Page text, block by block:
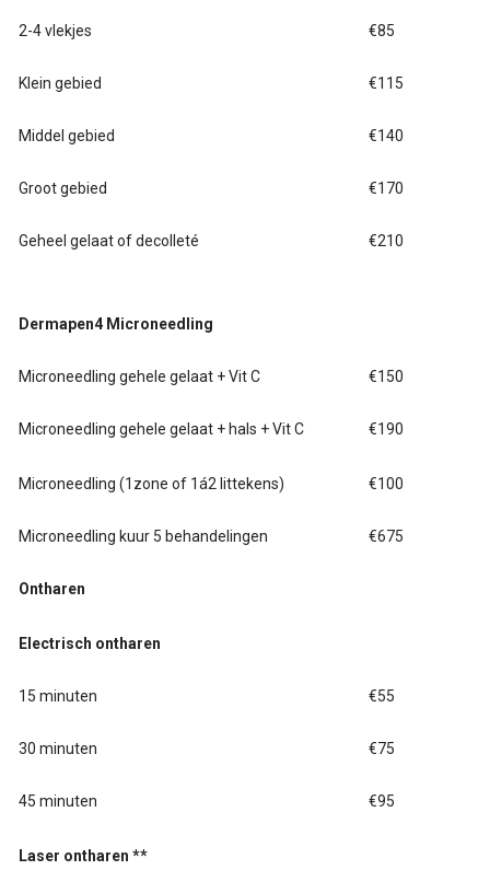
2-4 vlekjes €85
Klein gebied €115
Middel gebied €140
Groot gebied €170
Geheel gelaat of decolleté €210
Dermapen4 Microneedling
Microneedling gehele gelaat + Vit C €150
Microneedling gehele gelaat + hals + Vit C €190
Microneedling (1zone of 1á2 littekens) €100
Microneedling kuur 5 behandelingen €675
Ontharen
Electrisch ontharen
15 minuten €55
30 minuten €75
45 minuten €95
Laser ontharen **